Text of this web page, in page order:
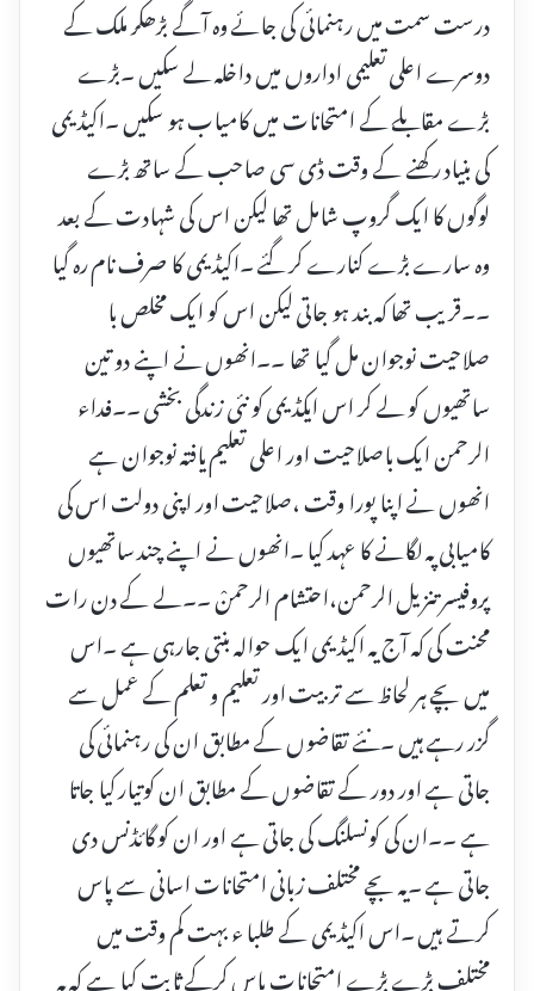
درست سمت میں رہنمائی کی جائے وہ آگے بڑھکر ملک کے
دوسرے اعلی تعلیمی اداروں میں داخلہ لے سکیں ۔بڑے
بڑے مقابلے کے امتحانات میں کامیاب ہو سکیں ۔اکیڈیمی
کی بنیاد رکھنے کے وقت ڈی سی صاحب کے ساتھ بڑے
لوگوں کا ایک گروپ شامل تھا لیکن اس کی شہادت کے بعد
وہ سارے بڑے کنارے کر گئے ۔اکیڈیمی کا صرف نام رہ گیا
۔۔قریب تھا کہ بند ہو جاتی لیکن اس کو ایک مخلص با
صلاحیت نوجوان مل گیا تھا ۔۔انھوں نے اپنے دو تین
ساتھیوں کو لے کر اس ایکڈیمی کو نئی زندگی بخشی ۔۔فداء
الرحمن ایک باصلاحیت اور اعلی تعلیم یافتہ نوجوان ہے
انھوں نے اپنا پورا وقت ،صلاحیت اور اپنی دولت اس کی
کامیابی پہ لگانے کا عہد کیا ۔انھوں نے اپنے چند ساتھیوں
پروفیسر تنزیل الرحمن،احتشام الرحمنْ ۔۔لے کے دن رات
محنت کی کہ آج یہ اکیڈیمی ایک حوالہ بنتی جارہی ہے ۔اس
میں بچے ہر لحاظ سے تربیت اور تعلیم و تعلم کے عمل سے
گزر رہے ہیں ۔نئے تقاضوں کے مطابق ان کی رہنمائی کی
جاتی ہے اور دور کے تقاضوں کے مطابق ان کوتیار کیا جاتا
ہے ۔۔ان کی کونسلنگ کی جاتی ہے اور ان کو گائڈنس دی
جاتی ہے ۔یہ بچے مختلف زبانی امتحانات اسانی سے پاس
کرتے ہیں ۔اس اکیڈیمی کے طلبا ء بہت کم وقت میں
مختلف بڑے بڑے امتحانات پاس کرکے ثابت کیا ہے کہ یہ